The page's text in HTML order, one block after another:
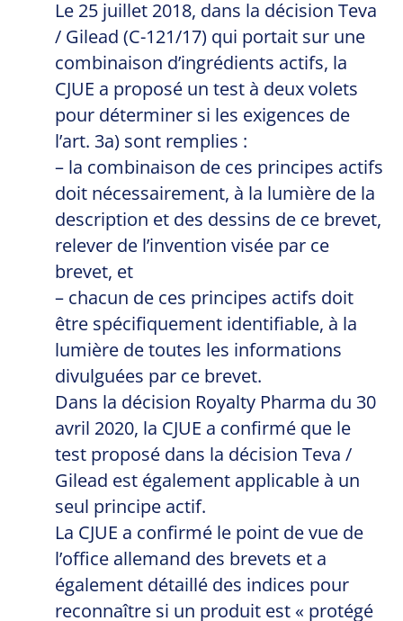
Le 25 juillet 2018, dans la décision Teva
/ Gilead (C-121/17) qui portait sur une
combinaison d’ingrédients actifs, la
CJUE a proposé un test à deux volets
pour déterminer si les exigences de
l’art. 3a) sont remplies :
– la combinaison de ces principes actifs
doit nécessairement, à la lumière de la
description et des dessins de ce brevet,
relever de l’invention visée par ce
brevet, et
– chacun de ces principes actifs doit
être spécifiquement identifiable, à la
lumière de toutes les informations
divulguées par ce brevet.
Dans la décision Royalty Pharma du 30
avril 2020, la CJUE a confirmé que le
test proposé dans la décision Teva /
Gilead est également applicable à un
seul principe actif.
La CJUE a confirmé le point de vue de
l’office allemand des brevets et a
également détaillé des indices pour
reconnaître si un produit est « protégé